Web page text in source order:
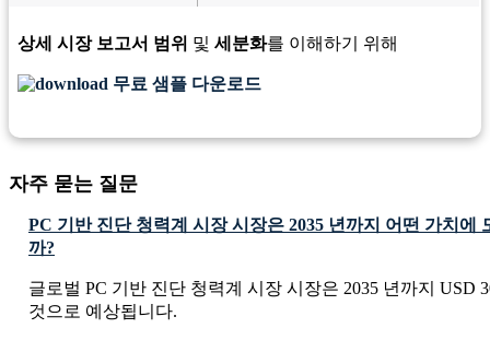
상세 시장 보고서 범위 및 세분화를 이해하기 위해
무료 샘플 다운로드
자주 묻는 질문
PC 기반 진단 청력계 시장 시장은 2035 년까지 어떤 가치에
까?
글로벌 PC 기반 진단 청력계 시장 시장은 2035 년까지 USD
것으로 예상됩니다.